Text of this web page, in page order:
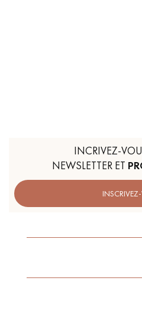
INCRIVEZ-
NEWSLETTER ET